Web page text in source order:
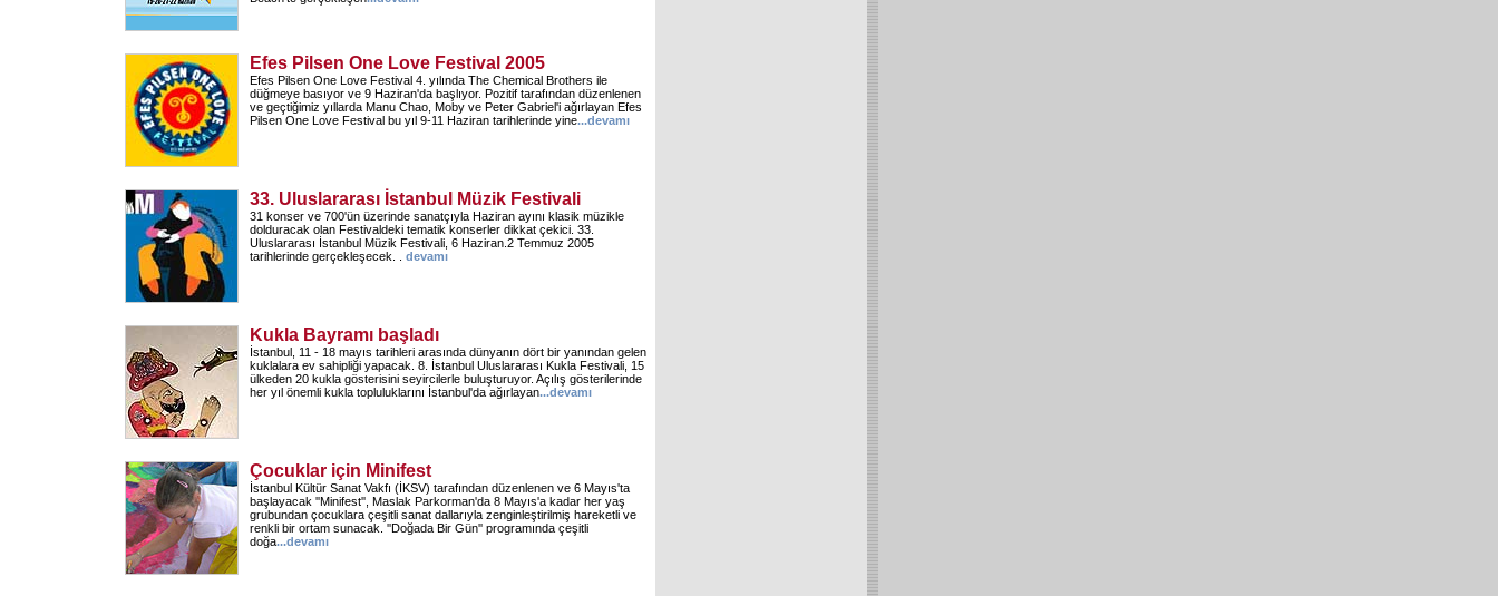
Efes Pilsen One Love Festival 2005
Efes Pilsen One Love Festival 4. yılında The Chemical Brothers ile
düğmeye basıyor ve 9 Haziran'da başlıyor. Pozitif tarafından düzenlenen
ve geçtiğimiz yıllarda Manu Chao, Moby ve Peter Gabriel'i ağırlayan Efes
Pilsen One Love Festival bu yıl 9-11 Haziran tarihlerinde yine...devamı
33. Uluslararası İstanbul Müzik Festivali
31 konser ve 700'ün üzerinde sanatçıyla Haziran ayını klasik müzikle
dolduracak olan Festivaldeki tematik konserler dikkat çekici. 33.
Uluslararası İstanbul Müzik Festivali, 6 Haziran.2 Temmuz 2005
tarihlerinde gerçekleşecek. . devamı
Kukla Bayramı başladı
İstanbul, 11 - 18 mayıs tarihleri arasında dünyanın dört bir yanından gelen
kuklalara ev sahipliği yapacak. 8. İstanbul Uluslararası Kukla Festivali, 15
ülkeden 20 kukla gösterisini seyircilerle buluşturuyor. Açılış gösterilerinde
her yıl önemli kukla topluluklarını İstanbul'da ağırlayan...devamı
Çocuklar için Minifest
İstanbul Kültür Sanat Vakfı (İKSV) tarafından düzenlenen ve 6 Mayıs'ta
başlayacak ''Minifest'', Maslak Parkorman'da 8 Mayıs'a kadar her yaş
grubundan çocuklara çeşitli sanat dallarıyla zenginleştirilmiş hareketli ve
renkli bir ortam sunacak. ''Doğada Bir Gün'' programında çeşitli
doğa...devamı